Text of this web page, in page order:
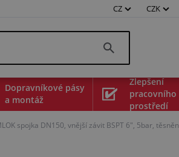
CZ CZK
Dopravníkové pásy
a montáž
Zlepšení
pracovního
prostředí
spojka DN150, vnější závit BSPT 6", 5bar,